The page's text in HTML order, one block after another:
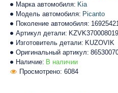
Наличие: В наличии
Марка автомобиля: Kia
Модель автомобиля: Picanto
Поколение автомобиля:
Артикул детали:
Изготовитель детали: KUZOVIK
Оригинальный артикул:
Просмотрено: 6084